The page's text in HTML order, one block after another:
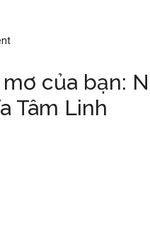
của bạn:
Tâm Linh